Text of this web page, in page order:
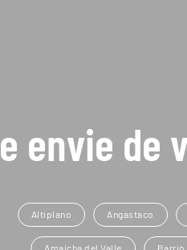
envie de
Altiplano Angastaco